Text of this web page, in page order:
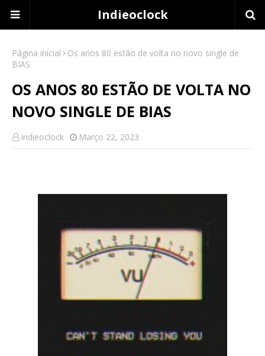
Indieoclock
Página inicial
Os anos 80 estão de volta no novo single de
BIAS
OS ANOS 80 ESTÃO DE VOLTA NO
NOVO SINGLE DE BIAS
indieoclock Março 22, 2023